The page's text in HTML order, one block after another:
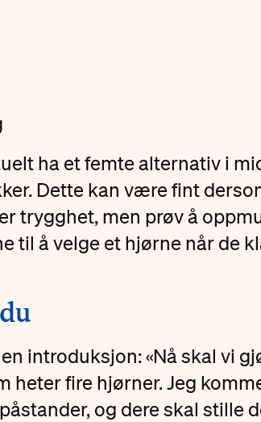
ha et femte alternativ i
Dette kan være fint
trygghet, men prøv å
til å velge et hjørne når de
introduksjon: «Nå skal vi
heter fire hjørner. Jeg
og dere skal stille